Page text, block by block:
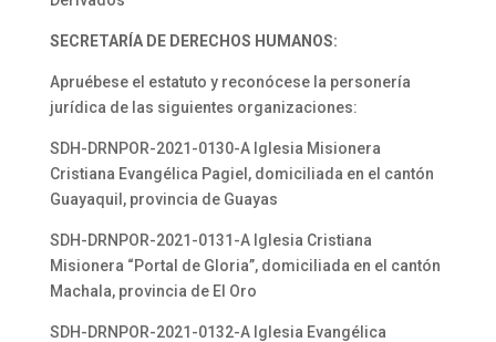
SECRETARÍA DE DERECHOS HUMANOS:
Apruébese el estatuto y reconócese la personería
jurídica de las siguientes organizaciones:
SDH-DRNPOR-2021-0130-A Iglesia Misionera
Cristiana Evangélica Pagiel, domiciliada en el cantón
Guayaquil, provincia de Guayas
SDH-DRNPOR-2021-0131-A Iglesia Cristiana
Misionera “Portal de Gloria”, domiciliada en el cantón
Machala, provincia de El Oro
SDH-DRNPOR-2021-0132-A Iglesia Evangélica